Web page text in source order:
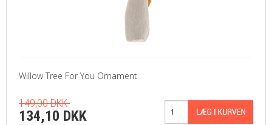
Willow Tree For You Ornament
149,00 DKK
134,10 DKK